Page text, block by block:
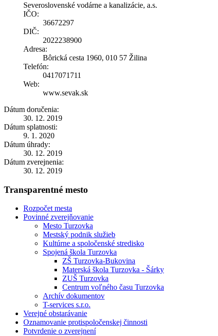
Severoslovenské vodárne a kanalizácie, a.s.
IČO:
36672297
DIČ:
2022238900
Adresa:
Bôrická cesta 1960, 010 57 Žilina
Telefón:
0417071711
Web:
www.sevak.sk
Dátum doručenia:
30. 12. 2019
Dátum splatnosti:
9. 1. 2020
Dátum úhrady:
30. 12. 2019
Dátum zverejnenia:
30. 12. 2019
Transparentné mesto
Rozpočet mesta
Povinné zverejňovanie
Mesto Turzovka
Mestský podnik služieb
Kultúrne a spoločenské stredisko
Spojená škola Turzovka
ZŠ Turzovka-Bukovina
Materská škola Turzovka - Šárky
ZUŠ Turzovka
Centrum voľného času Turzovka
Archív dokumentov
T-services s.r.o.
Verejné obstarávanie
Oznamovanie protispoločenskej činnosti
Potvrdenie o zverejnení